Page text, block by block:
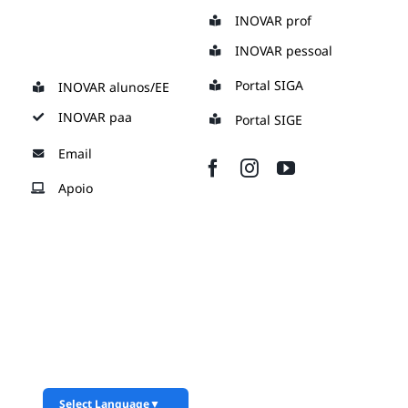
content
INOVAR prof
INOVAR pessoal
INOVAR alunos/EE
INOVAR paa
Portal SIGA
Portal SIGE
Email
Apoio
Select Language▼